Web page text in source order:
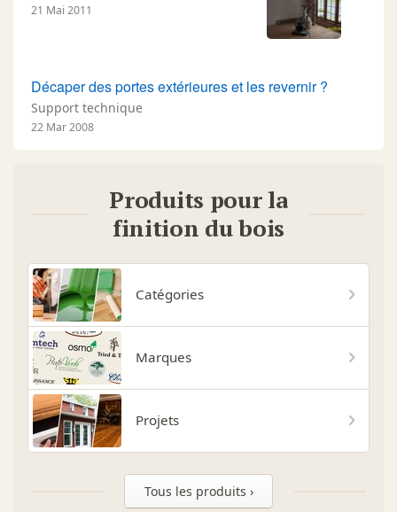
21 Mai 2011
Décaper des portes extérieures et les revernir ?
Support technique
22 Mar 2008
Produits pour la
finition du bois
Catégories
Marques
Projets
Tous les produits ›